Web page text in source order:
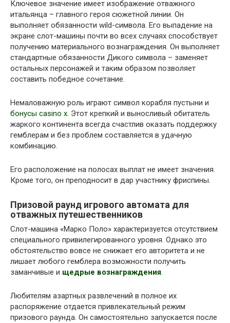
Ключевое значение имеет изображение отважного
итальянца – главного героя сюжетной линии. Он
выполняет обязанности wild-символа. Его выпадение на
экране слот-машины почти во всех случаях способствует
получению материального вознаграждения. Он выполняет
стандартные обязанности Дикого символа – заменяет
остальных персонажей и таким образом позволяет
составить победное сочетание.
Немаловажную роль играют символ корабля пустыни и
бонусы casino x. Этот крепкий и выносливый обитатель
жаркого континента всегда счастлив оказать поддержку
гемблерам и без проблем составляется в удачную
комбинацию.
Его расположение на полосах выплат не имеет значения.
Кроме того, он преподносит в дар участнику фриспины.
Призовой раунд игрового автомата для
отважных путешественников
Слот-машина «Марко Поло» характеризуется отсутствием
специального привилегированного уровня. Однако это
обстоятельство вовсе не снижает его авторитета и не
лишает любого гемблера возможности получить
заманчивые и щедрые вознаграждения.
Любителям азартных развлечений в полное их
распоряжение отдается привлекательный режим
призового раунда. Он самостоятельно запускается после